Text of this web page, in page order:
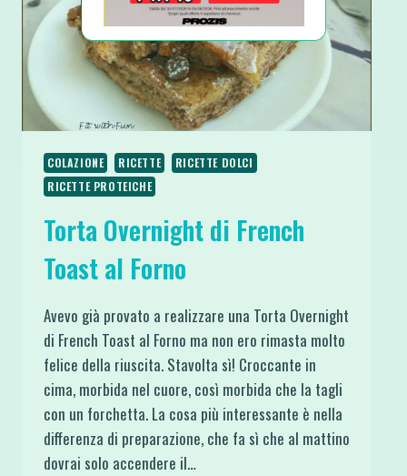
COLAZIONE RICETTE
RICETTE DOLCI
RICETTE PROTEICHE
Torta Overnight di French
Toast al Forno
Avevo già provato a realizzare una Torta Overnight
di French Toast al Forno ma non ero rimasta molto
felice della riuscita. Stavolta sì! Croccante in
cima, morbida nel cuore, così morbida che la tagli
con un forchetta. La cosa più interessante è nella
differenza di preparazione, che fa sì che al mattino
dovrai solo accendere il…